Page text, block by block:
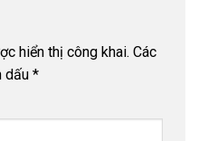
hiển thị công khai. Các
dấu *